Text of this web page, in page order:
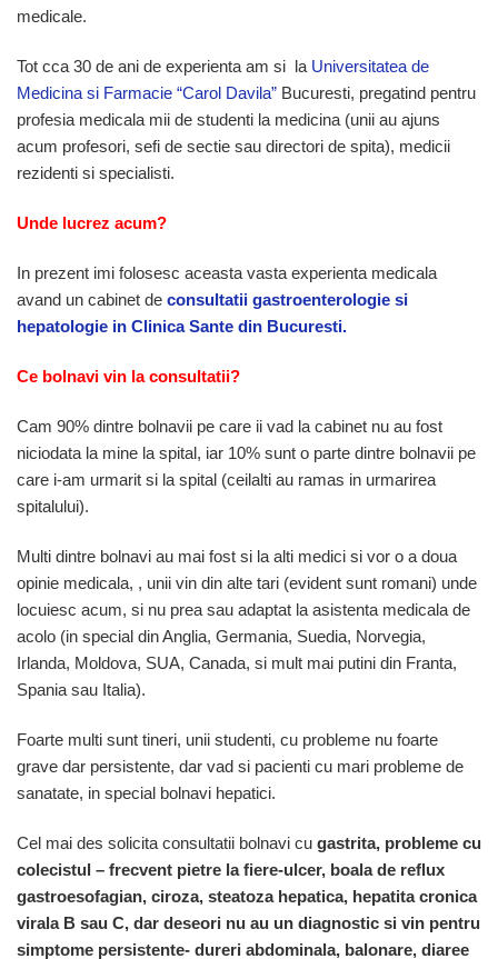
medicale.
Tot cca 30 de ani de experienta am si la Universitatea de
Medicina si Farmacie “Carol Davila” Bucuresti, pregatind pentru
profesia medicala mii de studenti la medicina (unii au ajuns
acum profesori, sefi de sectie sau directori de spita), medicii
rezidenti si specialisti.
Unde lucrez acum?
In prezent imi folosesc aceasta vasta experienta medicala
avand un cabinet de consultatii gastroenterologie si
hepatologie in Clinica Sante din Bucuresti.
Ce bolnavi vin la consultatii?
Cam 90% dintre bolnavii pe care ii vad la cabinet nu au fost
niciodata la mine la spital, iar 10% sunt o parte dintre bolnavii pe
care i-am urmarit si la spital (ceilalti au ramas in urmarirea
spitalului).
Multi dintre bolnavi au mai fost si la alti medici si vor o a doua
opinie medicala, , unii vin din alte tari (evident sunt romani) unde
locuiesc acum, si nu prea sau adaptat la asistenta medicala de
acolo (in special din Anglia, Germania, Suedia, Norvegia,
Irlanda, Moldova, SUA, Canada, si mult mai putini din Franta,
Spania sau Italia).
Foarte multi sunt tineri, unii studenti, cu probleme nu foarte
grave dar persistente, dar vad si pacienti cu mari probleme de
sanatate, in special bolnavi hepatici.
Cel mai des solicita consultatii bolnavi cu gastrita, probleme cu
colecistul – frecvent pietre la fiere-ulcer, boala de reflux
gastroesofagian, ciroza, steatoza hepatica, hepatita cronica
virala B sau C, dar deseori nu au un diagnostic si vin pentru
simptome persistente- dureri abdominala, balonare, diaree